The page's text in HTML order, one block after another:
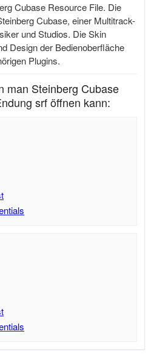
Cubase Resource File. Die
Cubase, einer Multitrack-
und Studios. Die Skin
Design der Bedienoberfläche
Plugins.
man Steinberg Cubase
srf öffnen kann: